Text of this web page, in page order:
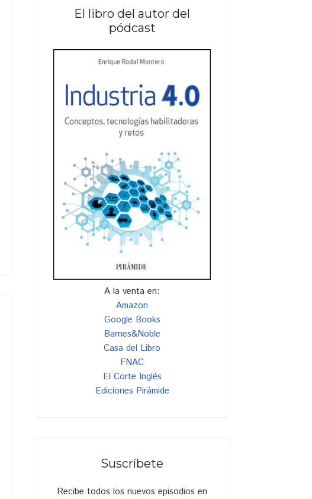
El libro del autor del
pódcast
A la venta en:
Amazon
Google Books
Barnes&Noble
Casa del Libro
FNAC
El Corte Inglés
Ediciones Pirámide
Suscríbete
Recibe todos los nuevos episodios en